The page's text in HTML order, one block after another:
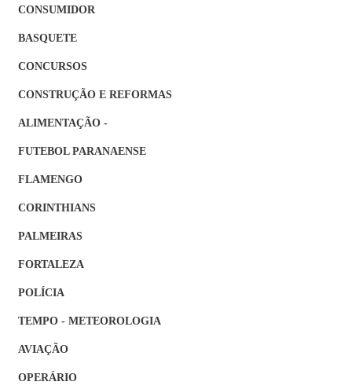
CONSUMIDOR
BASQUETE
CONCURSOS
CONSTRUÇÃO E REFORMAS
ALIMENTAÇÃO -
FUTEBOL PARANAENSE
FLAMENGO
CORINTHIANS
PALMEIRAS
FORTALEZA
POLÍCIA
TEMPO - METEOROLOGIA
AVIAÇÃO
OPERÁRIO